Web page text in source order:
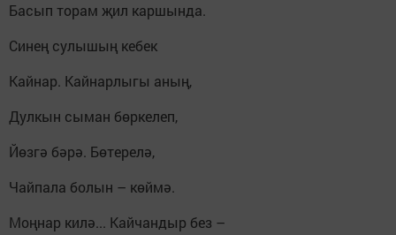
Басып торам җил каршында.
Синең сулышың кебек
Кайнар. Кайнарлыгы аның,
Дулкын сыман бөркелеп,
Йөзгә бәрә. Бөтерелә,
Чайпала болын – көймә.
Моңнар килә... Кайчандыр без –